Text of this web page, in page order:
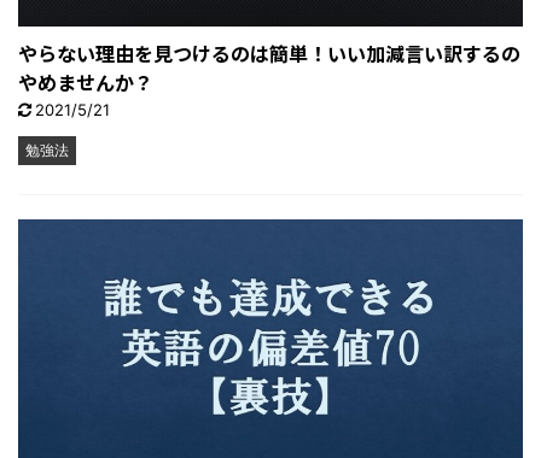
やらない理由を見つけるのは簡単！いい加減言い訳するの
やめませんか？
2021/5/21
勉強法